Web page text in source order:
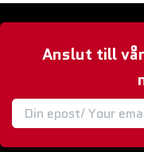
Anslut till